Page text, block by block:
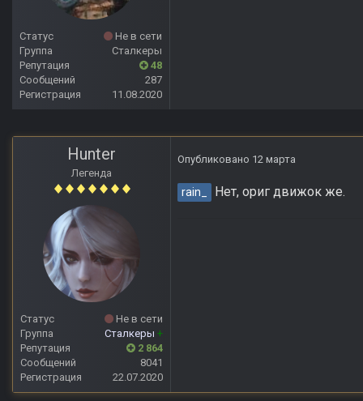
Статус
Не в сети
Группа
Сталкеры
Репутация
48
Сообщений
287
Регистрация
11.08.2020
Hunter
Легенда
Статус
Не в сети
Группа
Сталкеры +
Репутация
2 864
Сообщений
8041
Регистрация
22.07.2020
Опубликовано 12 марта
rain_ Нет, ориг движок же.